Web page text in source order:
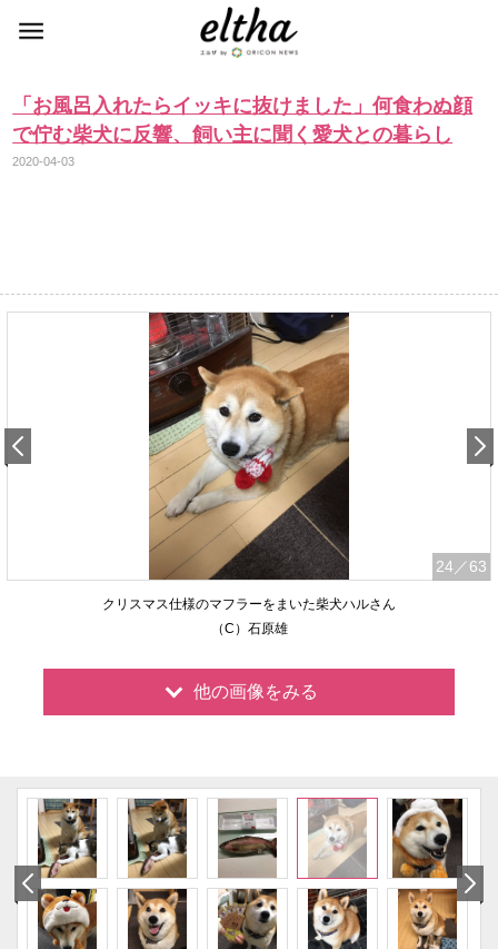
「お風呂入れたらイッキに抜けました」何食わぬ顔
で佇む柴犬に反響、飼い主に聞く愛犬との暮らし
2020-04-03
24 ／63
クリスマス仕様のマフラーをまいた柴犬ハルさん
（C）石原雄
他の画像をみる